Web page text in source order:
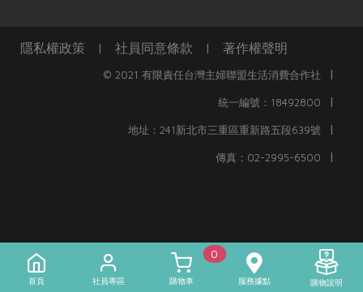
隱私權政策 | 社員同意條款 | 著作權聲明
© 2021 有限責任台灣主婦聯盟生活消費合作社 |
統一編號：18492800 |
地址：241新北市三重區重新路五段639號 |
傳真：02-2995-6500 |
首頁 社員專區
0
購物車 服務據點 購物說明